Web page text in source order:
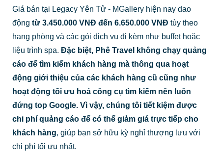
Giá bán tại Legacy Yên Tử - MGallery hiện nay dao
động từ 3.450.000 VNĐ đến 6.650.000 VNĐ tùy theo
hạng phòng và các gói dịch vụ đi kèm như buffet hoặc
liệu trình spa. Đặc biệt, Phê Travel không chạy quảng
cáo để tìm kiếm khách hàng mà thông qua hoạt
động giới thiệu của các khách hàng cũ cũng như
hoạt động tối ưu hoá công cụ tìm kiếm nên luôn
đứng top Google. Vì vậy, chúng tôi tiết kiệm được
chi phí quảng cáo để có thể giảm giá trực tiếp cho
khách hàng, giúp bạn sở hữu kỳ nghỉ thượng lưu với
chi phí tối ưu nhất.